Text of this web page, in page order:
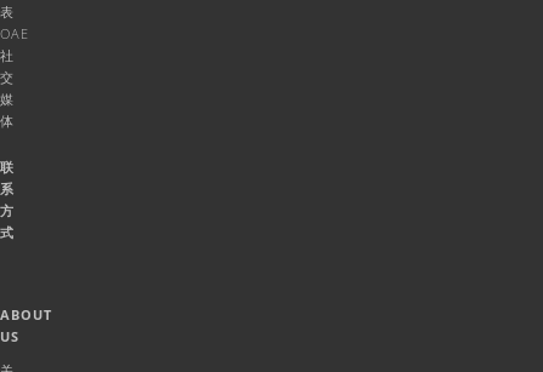
表
OAE
社
交
媒
体
联
系
方
式
ABOUT
US